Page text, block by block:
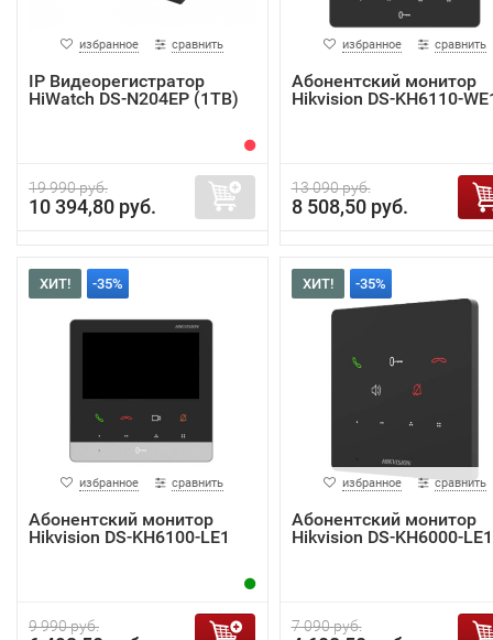
избранное сравнить
IP Видеорегистратор
HiWatch DS-N204EP (1TB)
19 990 руб.
10 394,80 руб.
избранное сравнить
Абонентский монитор
Hikvision DS-KH6110-
13 090 руб.
8 508,50 руб.
ХИТ! -35%
избранное сравнить
Абонентский монитор
Hikvision DS-KH6100-LE1
9 990 руб.
ХИТ! -35%
избранное сравнить
Абонентский монитор
Hikvision DS-KH6000-LE1
7 090 руб.